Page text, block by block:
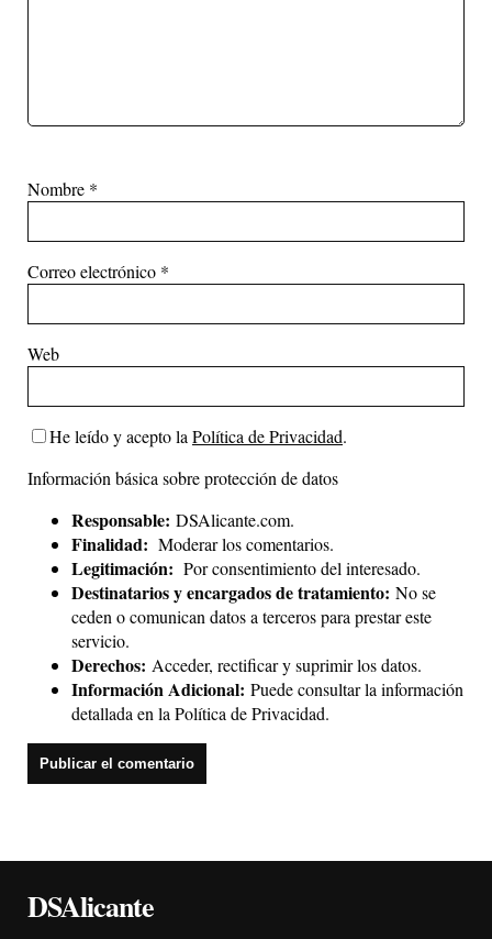
Nombre *
Correo electrónico *
Web
He leído y acepto laPolítica de Privacidad.
Información básica sobre protección de datos
Responsable: DSAlicante.com.
Finalidad: Moderar los comentarios.
Legitimación: Por consentimiento del interesado.
Destinatarios y encargados de tratamiento: No se
ceden o comunican datos a terceros para prestar este
servicio.
Derechos: Acceder, rectificar y suprimir los datos.
Información Adicional: Puede consultar la información
detallada en laPolítica de Privacidad.
DSAlicante